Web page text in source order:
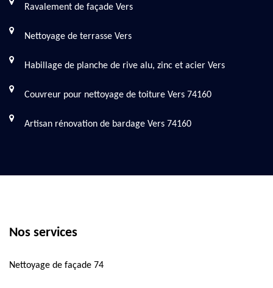
Ravalement de façade Vers
Nettoyage de terrasse Vers
Habillage de planche de rive alu, zinc et acier Vers
Couvreur pour nettoyage de toiture Vers 74160
Artisan rénovation de bardage Vers 74160
Nos services
Nettoyage de façade 74